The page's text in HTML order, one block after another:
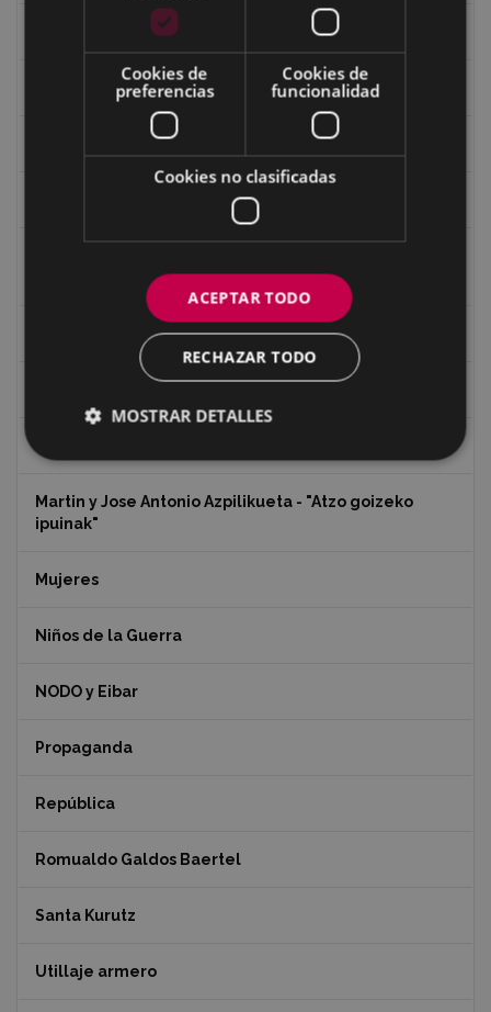
Iglesia de Azitain
Ignacio Zuloaga (1870-2020)
Indalecio Ojanguren Diputación de Gipuzkoa
Martin y Jose Antonio Azpilikueta - "Atzo goizeko
ipuinak"
Mujeres
Niños de la Guerra
NODO y Eibar
Propaganda
República
Romualdo Galdos Baertel
Santa Kurutz
Utillaje armero
Cookies de
preferencias
Cookies de
funcionalidad
Cookies no clasificadas
ACEPTAR TODO
RECHAZAR TODO
MOSTRAR DETALLES